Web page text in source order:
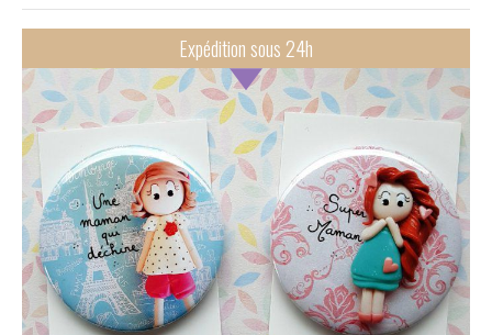
Expédition sous 24h